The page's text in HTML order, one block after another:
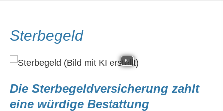
Ster­be­geld
KI
Die Ster­be­geldversicherung zahlt
eine würdige Bestattung